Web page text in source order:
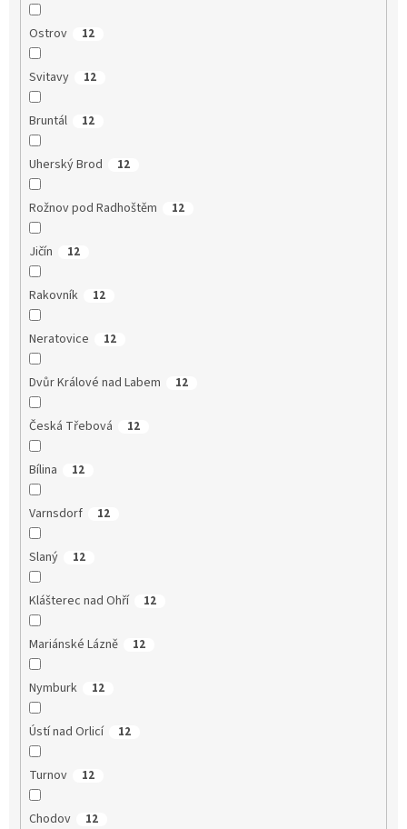
Ostrov 12
Svitavy 12
Bruntál 12
Uherský Brod 12
Rožnov pod Radhoštěm 12
Jičín 12
Rakovník 12
Neratovice 12
Dvůr Králové nad Labem 12
Česká Třebová 12
Bílina 12
Varnsdorf 12
Slaný 12
Klášterec nad Ohří 12
Mariánské Lázně 12
Nymburk 12
Ústí nad Orlicí 12
Turnov 12
Chodov 12